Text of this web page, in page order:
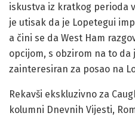
iskustva iz kratkog perioda
je utisak da je Lopetegui
a čini se da West Ham
opcijom, s obzirom na to
zainteresiran za posao na
Rekavši ekskluzivno za
kolumni Dnevnih Vijesti,